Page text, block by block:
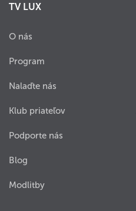
TV LUX
O nás
Program
Nalaďte nás
Klub priateľov
Podporte nás
Blog
Modlitby